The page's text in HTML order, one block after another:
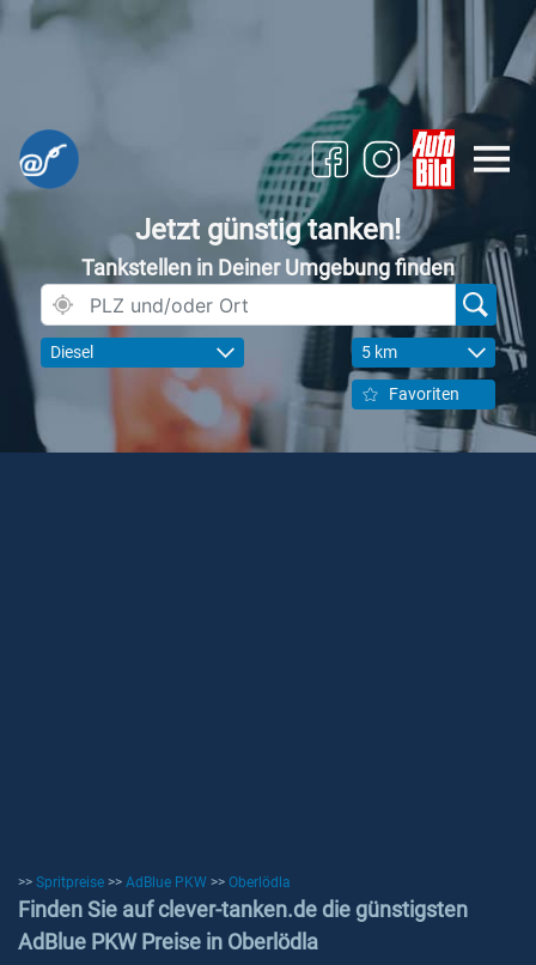
Jetzt günstig tanken!
Tankstellen in Deiner Umgebung finden
Diesel 5 km
Favoriten
>> Spritpreise >> AdBlue PKW >> Oberlödla
Finden Sie auf clever-tanken.de die günstigsten
AdBlue PKW Preise in Oberlödla